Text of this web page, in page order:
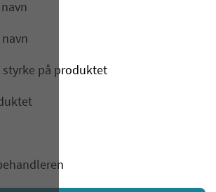
styrke på produktet